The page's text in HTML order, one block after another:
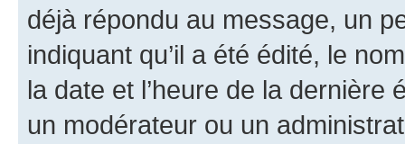
déjà répondu au message, un
indiquant qu’il a été édité, le
la date et l’heure de la dernière
un modérateur ou un